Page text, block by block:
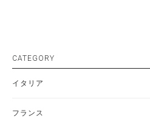
CATEGORY
イタリア
フランス